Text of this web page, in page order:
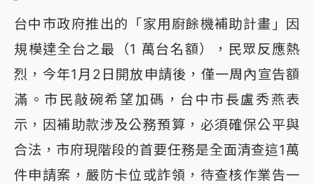
台中市政府推出的「家用廚餘機補助計畫」因
規模達全台之最（1 萬台名額），民眾反應熱
烈，今年1月2日開放申請後，僅一周內宣告額
滿。市民敲碗希望加碼，台中市長盧秀燕表
示，因補助款涉及公務預算，必須確保公平與
合法，市府現階段的首要任務是全面清查這1萬
件申請案，嚴防卡位或詐領，待查核作業告一